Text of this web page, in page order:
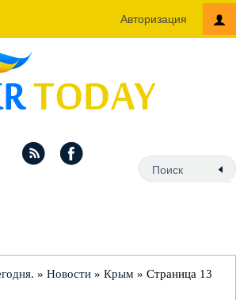
Авторизация
» Новости » Крым » Страница 13